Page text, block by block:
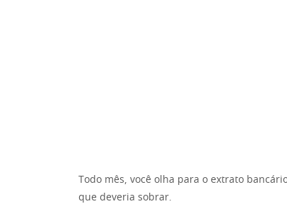
Todo mês, você olha para o extrato
que deveria sobrar.